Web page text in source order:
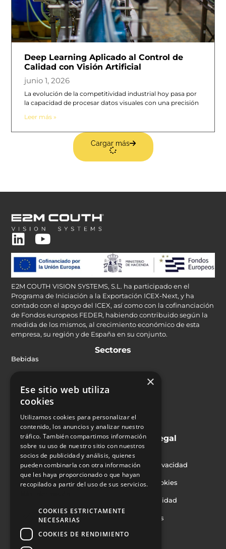
Deep Learning Aplicado al Control de
Calidad con Visión Artificial
junio 1, 2026
La evolución de la competitividad industrial hoy pasa por
la capacidad de procesar datos visuales con una precisión
Leer más »
Cargar más
E2M COUTH VISION SYSTEMS, S.L. ha participado en el
Programa de Iniciación a la Exportación ICEX-Next, y ha
contado con el apoyo del ICEX, así como con la cofinanciación
de Fondos europeos FEDER, habiendo contribuido según la
medida de los mismos, al crecimiento económico de esta
empresa, su región y de España en su conjunto.
Sectores
Bebidas
Farmacia y cosmética
Industria
Soluciones
Inspección
Rechazo
Orientación
Encajado
Paletizado
Legal
Aviso legal
Política de privacidad
Política de cookies
Politica de calidad
Certificaciones
×
Ese sitio web utiliza
cookies
Utilizamos cookies para personalizar el
contenido, los anuncios y analizar nuestro
tráfico. También compartimos información
sobre su uso de nuestro sitio con nuestros
socios de publicidad y análisis, quienes
pueden combinarla con otra información
que les haya proporcionado o que hayan
recopilado a partir del uso de sus servicios.
COOKIES ESTRICTAMENTE
NECESARIAS
COOKIES DE RENDIMIENTO